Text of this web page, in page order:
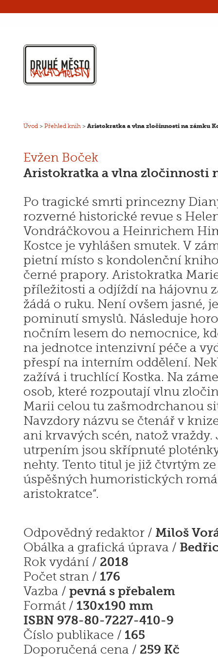
Úvod > Přehled knih > Aristokratka a vlna zločinnosti na zámku
Evžen Boček
Aristokratka a vlna zločinnosti
Po tragické smrti princezny
rozverné historické revue s
Vondráčkovou a Heinrichem
Kostce je vyhlášen smutek. V
pietní místo s kondolenční
černé prapory. Aristokratka
příležitosti a odjíždí na hájovnu
žádá o ruku. Není ovšem jasné,
pominutí smyslů. Následuje
nočním lesem do nemocnice,
na jednotce intenzivní péče a
přespí na interním oddělení.
zažívá i truchlící Kostka. Na
osob, které rozpoutají vlnu
Marii celou tu zašmodrchanou
Navzdory názvu se čtenář v
ani krvavých scén, natož vraždy.
utrpením jsou skřípnuté
nehty. Tento titul je již čtvrtým
úspěšných humoristických
aristokratce“.
Odpovědný redaktor / Miloš
Obálka a grafická úprava /
Rok vydání / 2018
Počet stran / 176
Vazba / pevná s přebalem
Formát / 130x190 mm
ISBN 978-80-7227-410-9
Číslo publikace / 165
Doporučená cena / 259 Kč